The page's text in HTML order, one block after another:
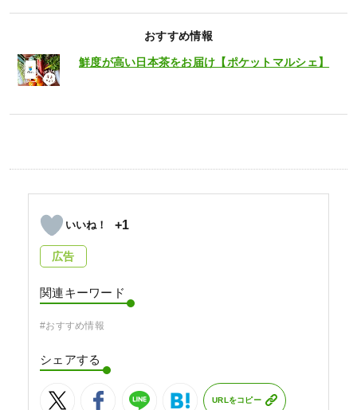
おすすめ情報
鮮度が高い日本茶をお届け【ポケットマルシェ】
+1
広告
関連キーワード
#おすすめ情報
シェアする
URLをコピー